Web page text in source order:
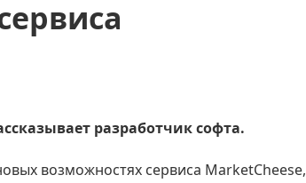
разработчик софта.
возможностях сервиса MarketCheese,